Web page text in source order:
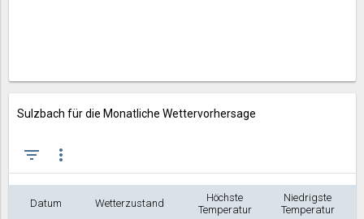
Sulzbach für die Monatliche Wettervorhersage
filter_list more_vert
Datum Wetterzustand
Höchste
Temperatur
Niedrigste
Temperatur